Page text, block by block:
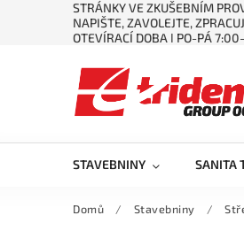
STRÁNKY VE ZKUŠEBNÍM
NAPIŠTE, ZAVOLEJTE,
OTEVÍRACÍ DOBA ǀ PO-PÁ
STAVEBNINY SANITA
Domů / Stavebniny /